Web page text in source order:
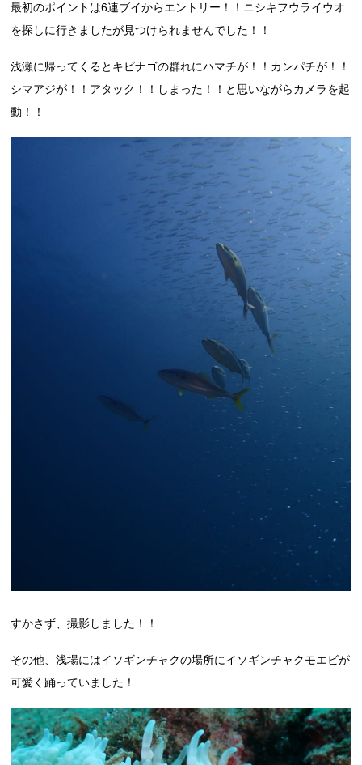
最初のポイントは6連ブイからエントリー！！ニシキフウライウオ
を探しに行きましたが見つけられませんでした！！
浅瀬に帰ってくるとキビナゴの群れにハマチが！！カンパチが！！
シマアジが！！アタック！！しまった！！と思いながらカメラを起
動！！
すかさず、撮影しました！！
その他、浅場にはイソギンチャクの場所にイソギンチャクモエビが
可愛く踊っていました！